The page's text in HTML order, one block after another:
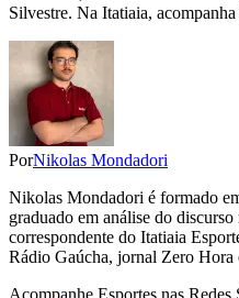
Silvestre. Na Itatiaia,
PorNikolas Mondadori
Nikolas Mondadori é formado
graduado em análise do
correspondente do Itatiaia
Rádio Gaúcha, jornal Zero
Acompanhe Esportes nas Redes